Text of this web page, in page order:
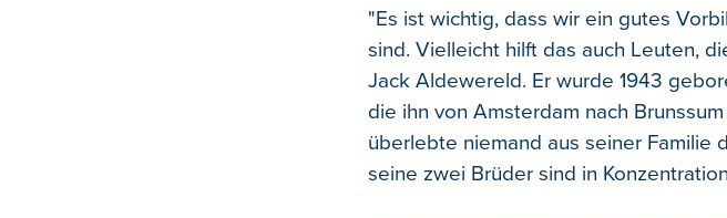
"Es ist wichtig, dass wir ein gutes
sind. Vielleicht hilft das auch Leuten,
Jack Aldewereld. Er wurde 1943
die ihn von Amsterdam nach
überlebte niemand aus seiner Familie
seine zwei Brüder sind in